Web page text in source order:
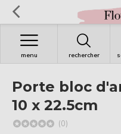
rechercher
menu
Porte bloc
10 x 22.5cm
(0)